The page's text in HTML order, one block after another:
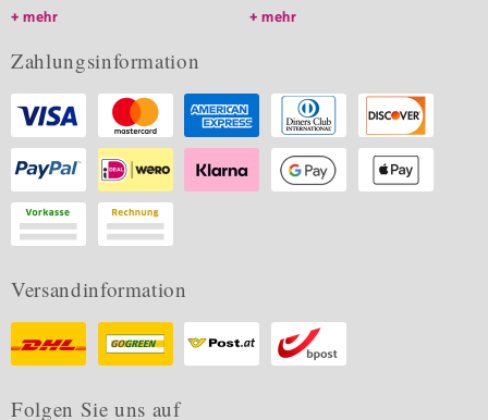
mehr
mehr
Zahlungsinformation
Versandinformation
Folgen Sie uns auf